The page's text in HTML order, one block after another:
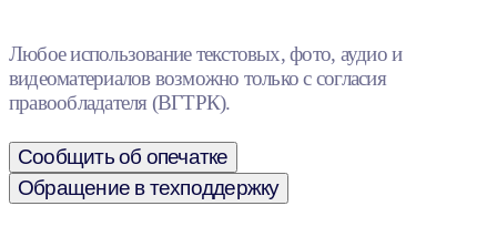
Любое использование текстовых, фото, аудио и
видеоматериалов возможно только с согласия
правообладателя (ВГТРК).
Сообщить об опечатке
Обращение в техподдержку